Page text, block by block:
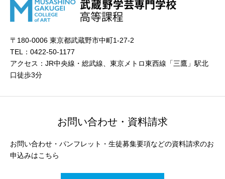
〒180-0006 東京都武蔵野市中町1-27-2
TEL：0422-50-1177
アクセス：JR中央線・総武線、東京メトロ東西線「三鷹」駅北
口徒歩3分
お問い合わせ・資料請求
お問い合わせ・パンフレット・生徒募集要項などの資料請求のお
申込みはこちら